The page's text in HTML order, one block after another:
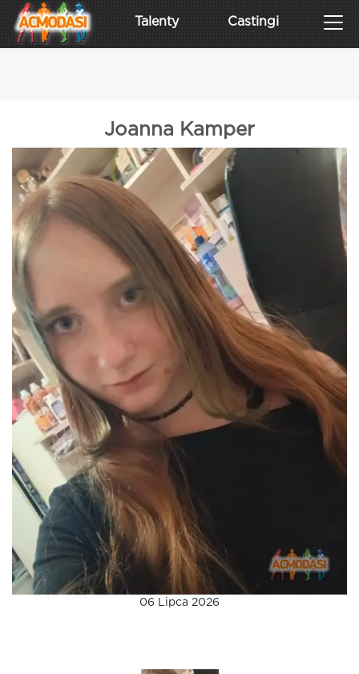
Talenty Castingi
Joanna Kamper
06 Lipca 2026